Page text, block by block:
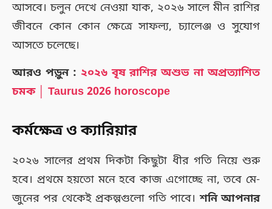
আসবে। চলুন দেখে নেওয়া যাক, ২০২৬ সালে মীন রাশির
জীবনে কোন কোন ক্ষেত্রে সাফল্য, চ্যালেঞ্জ ও সুযোগ
আসতে চলেছে।
আরও পড়ুন : ২০২৬ বৃষ রাশির অশুভ না অপ্রত্যাশিত
চমক │ Taurus 2026 horoscope
কর্মক্ষেত্র ও ক্যারিয়ার
২০২৬ সালের প্রথম দিকটা কিছুটা ধীর গতি নিয়ে শুরু
হবে। প্রথমে হয়তো মনে হবে কাজ এগোচ্ছে না, তবে মে-
জুনের পর থেকেই প্রকল্পগুলো গতি পাবে।শনি আপনার